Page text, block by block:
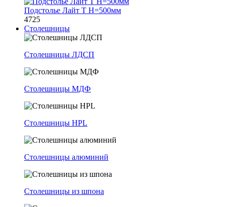
Подстолье Лайт Т H=500мм
4725
Столешницы
Столешницы ЛДСП
Столешницы МДФ
Столешницы HPL
Столешницы алюминий
Столешницы из шпона